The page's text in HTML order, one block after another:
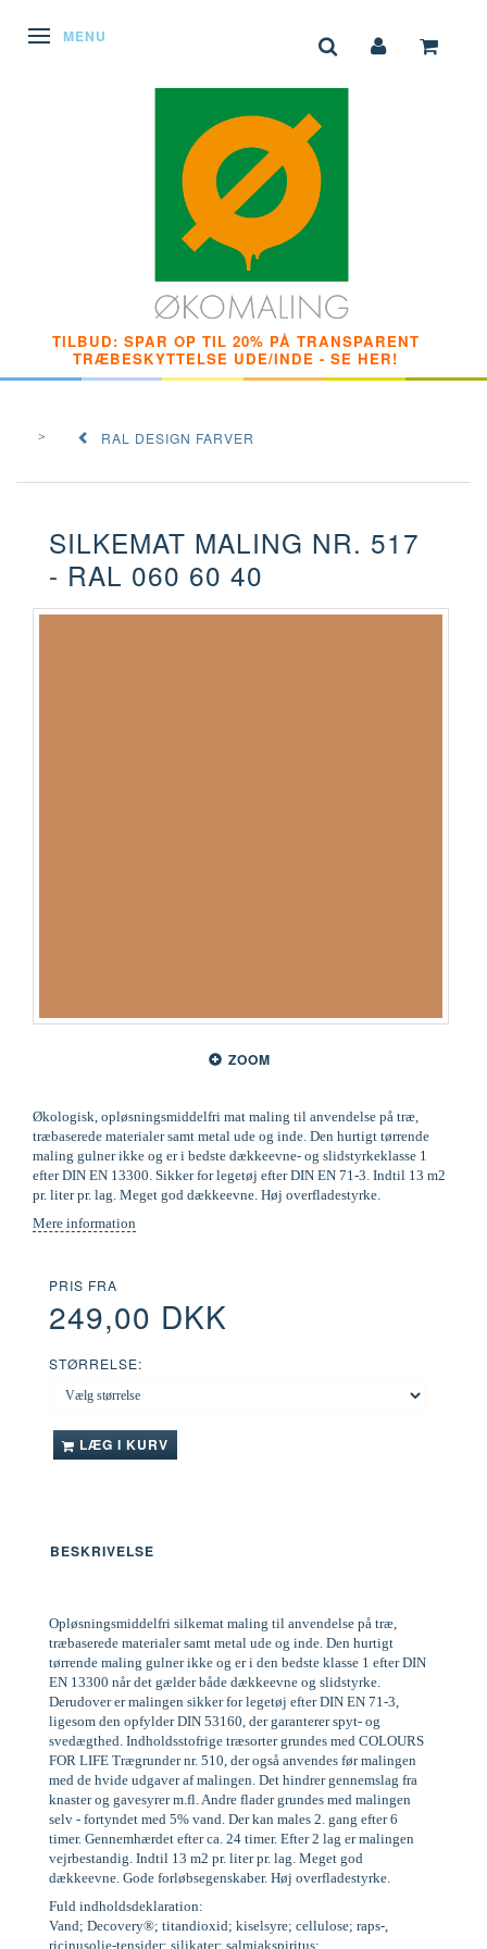
SKIFTE NAVIGATION
MENU
TILBUD: SPAR OP TIL 20% PÅ TRANSPARENT
TRÆBESKYTTELSE UDE/INDE - SE HER!
RAL DESIGN FARVER
SILKEMAT MALING NR. 517
- RAL 060 60 40
ZOOM
Økologisk, opløsningsmiddelfri mat maling til anvendelse på træ,
træbaserede materialer samt metal ude og inde. Den hurtigt tørrende
maling gulner ikke og er i bedste dækkeevne- og slidstyrkeklasse 1
efter DIN EN 13300. Sikker for legetøj efter DIN EN 71-3. Indtil 13 m2
pr. liter pr. lag. Meget god dækkeevne. Høj overfladestyrke.
Mere information
PRIS FRA
249,00 DKK
STØRRELSE:
LÆG I KURV
BESKRIVELSE
Opløsningsmiddelfri silkemat maling til anvendelse på træ,
træbaserede materialer samt metal ude og inde. Den hurtigt
tørrende maling gulner ikke og er i den bedste klasse 1 efter DIN
EN 13300 når det gælder både dækkeevne og slidstyrke.
Derudover er malingen sikker for legetøj efter DIN EN 71-3,
ligesom den opfylder DIN 53160, der garanterer spyt- og
svedægthed. Indholdsstofrige træsorter grundes med COLOURS
FOR LIFE Trægrunder nr. 510, der også anvendes før malingen
med de hvide udgaver af malingen. Det hindrer gennemslag fra
knaster og gavesyrer m.fl. Andre flader grundes med malingen
selv - fortyndet med 5% vand. Der kan males 2. gang efter 6
timer. Gennemhærdet efter ca. 24 timer. Efter 2 lag er malingen
vejrbestandig. Indtil 13 m2 pr. liter pr. lag. Meget god
dækkeevne. Gode forløbsegenskaber. Høj overfladestyrke.
Fuld indholdsdeklaration:
Vand; Decovery®; titandioxid; kiselsyre; cellulose; raps-,
ricinusolie-tensider; silikater; salmiakspiritus;